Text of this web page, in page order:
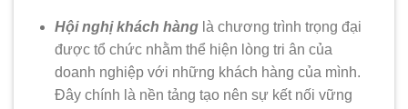
Hội nghị khách hànglà chương trình trọng đại
được tổ chức nhằm thể hiện lòng tri ân của
doanh nghiệp với những khách hàng của mình.
Đây chính là nền tảng tạo nên sự kết nối vững